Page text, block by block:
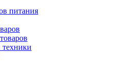
питания